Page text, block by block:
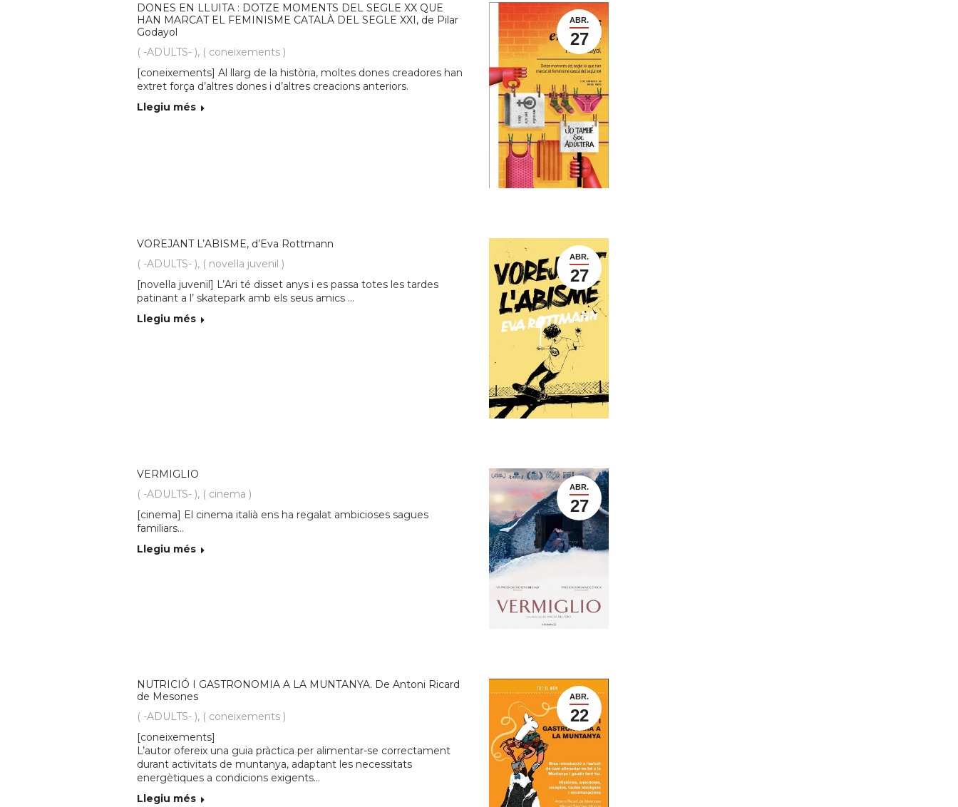
DONES EN LLUITA : DOTZE MOMENTS DEL SEGLE XX QUE
HAN MARCAT EL FEMINISME CATALÀ DEL SEGLE XXI, de Pilar
Godayol
( -ADULTS- ), ( coneixements )
[coneixements] Al llarg de la història, moltes dones creadores han
extret força d’altres dones i d’altres creacions anteriors.
Llegiu més
ABR.
27
VOREJANT L’ABISME, d’Eva Rottmann
( -ADULTS- ), ( novel·la juvenil )
[novel·la juvenil] L’Ari té disset anys i es passa totes les tardes
patinant a l’ skatepark amb els seus amics …
Llegiu més
ABR.
27
VERMIGLIO
( -ADULTS- ), ( cinema )
[cinema] El cinema italià ens ha regalat ambicioses sagues
familiars…
Llegiu més
ABR.
27
NUTRICIÓ I GASTRONOMIA A LA MUNTANYA. De Antoni Ricard
de Mesones
( -ADULTS- ), ( coneixements )
[coneixements]
L’autor ofereix una guia pràctica per alimentar-se correctament
durant activitats de muntanya, adaptant les necessitats
energètiques a condicions exigents…
Llegiu més
ABR.
22